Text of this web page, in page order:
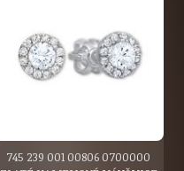
745 239 001 00806 0700000